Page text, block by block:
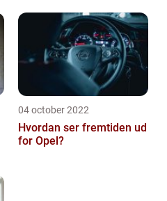
04 october 2022
Hvordan ser fremtiden ud
for Opel?